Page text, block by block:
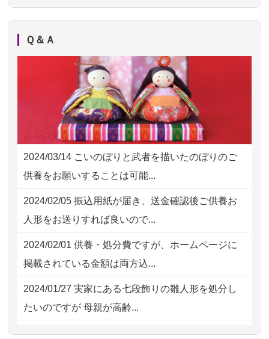
2026/08/02 11:15 千葉県の方からお申込み
2026/08/02 10:39
2026/08/02 09:15 神奈川の方からお申込み
2026/08/02 06:46 相模原の方からお申込み
2026/08/01 19:28 東京都の方からお申込み
2026/08/01 17:10 東京都の方からお申込み
2026/08/01 11:07 さいたの方からお申込み
2026/07/31 17:28 栃木県の方からお申込み
えるのですが、...
NEW
お人形の仕分けなども丁寧に行う
様子から、大切...
2026/07/25供養の内容（料金や送り方等）がとて
も丁寧に説...
2026/07/18 つい先日も利用させていただきまし
た。 手続...
2026/07/18 大切にしていたお人形をきちんと供養
してくださ...
2026/07/15 子供の頃から可愛がってきた七段飾り
の雛人形で...
2026/07/15 お客様の声を読み、丁寧に供養してい
ただけそう...
Ｑ＆Ａ
2024/03/14 こいのぼりと武者を描いたのぼりのご
供養をお願いすることは可能...
2024/02/05 振込用紙が届き、送金確認後ご供養お
人形をお送りすれば良いので...
2024/02/01 供養・処分費ですが、ホームページに
掲載されている金額は両方込...
2024/01/27 実家にある七段飾りの雛人形を処分し
たいのですが 母親が高齢...
2024/01/13剥製の供養・処分をお願いできます